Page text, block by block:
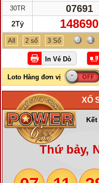
30TR
2Tỷ
07691
148690
All 2 số 3 Số 0 1
XỔ
Thứ bảy,